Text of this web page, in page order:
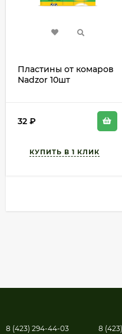
Пластины от комаров
Nadzor 10шт
32 ₽
8 (423) 294-44-03 8